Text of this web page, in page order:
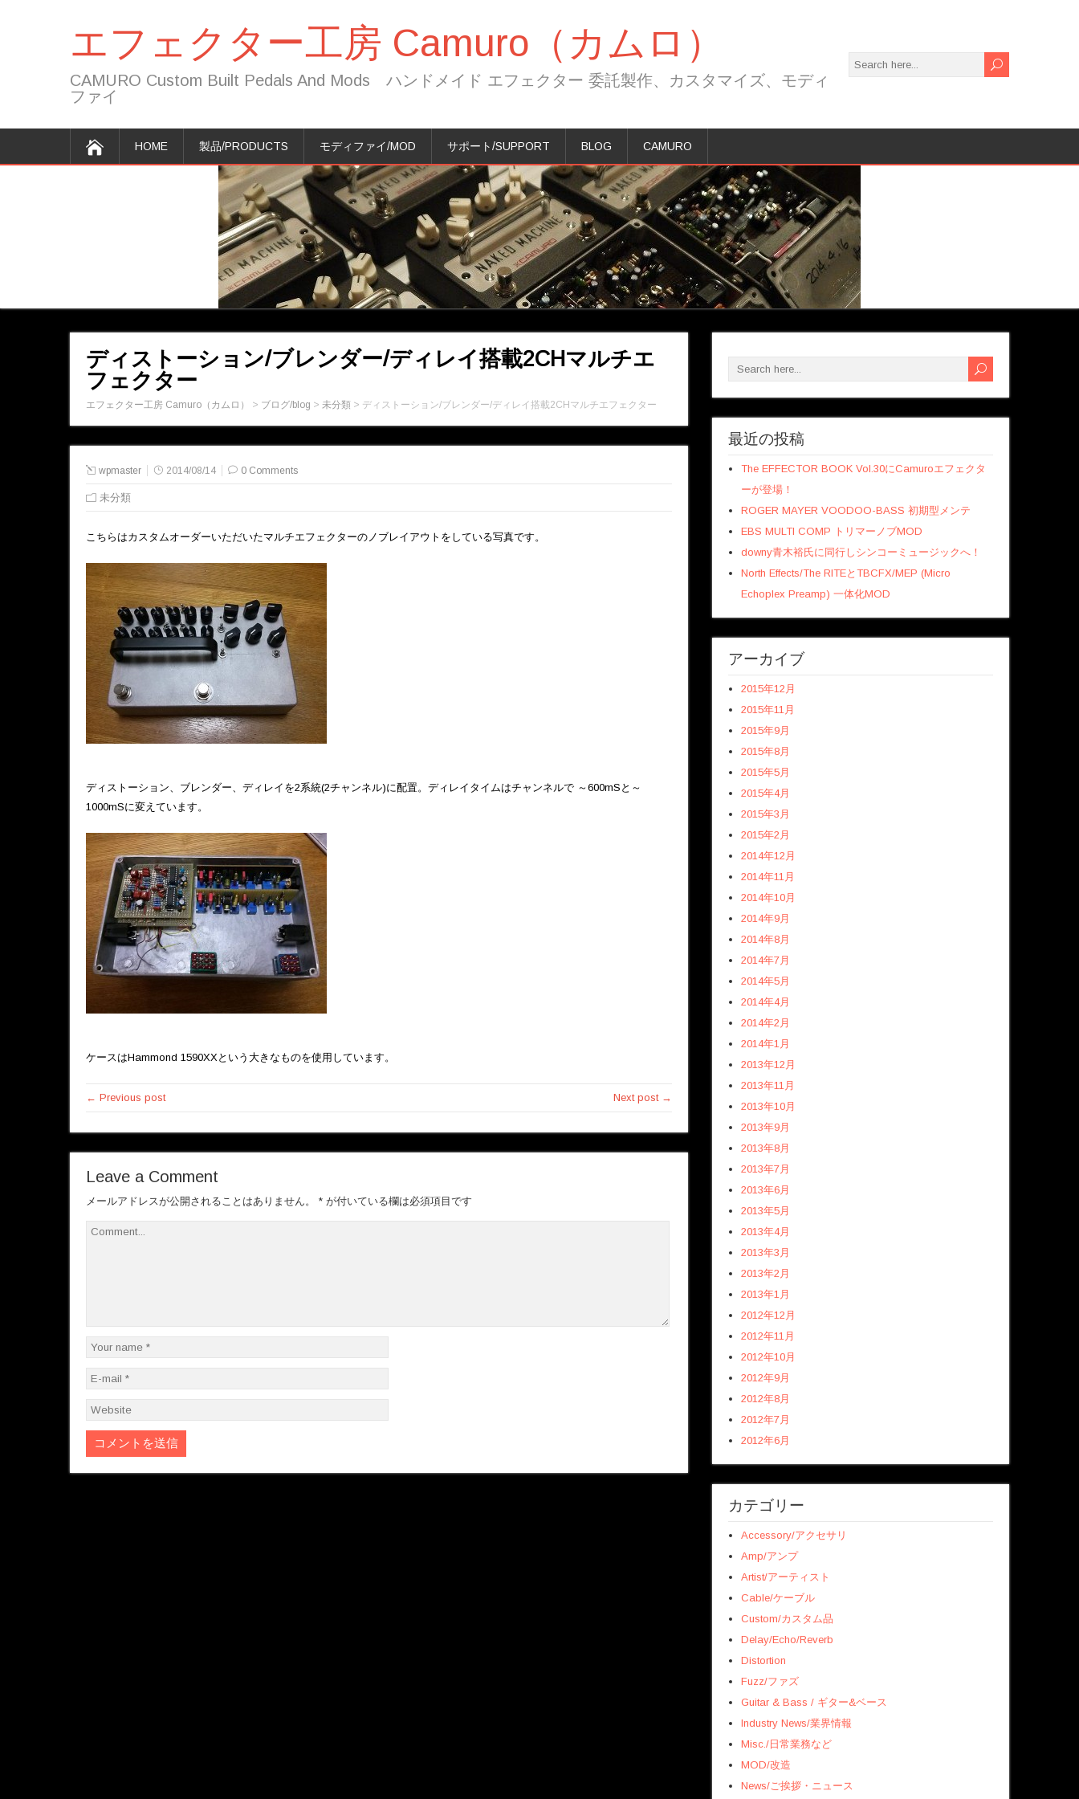
エフェクター工房 Camuro（カムロ）
CAMURO Custom Built Pedals And Mods ハンドメイド エフェクター 委託製作、カスタマイズ、モディ
ファイ
HOME 製品/PRODUCTS モディファイ/MOD サポート/SUPPORT BLOG CAMURO
ディストーション/ブレンダー/ディレイ搭載2CHマルチエ
フェクター
エフェクター工房 Camuro（カムロ） > ブログ/blog > 未分類 > ディストーション/ブレンダー/ディレイ搭載2CHマルチエフェクター
wpmaster 2014/08/14 0 Comments
未分類
こちらはカスタムオーダーいただいたマルチエフェクターのノブレイアウトをしている写真です。
ディストーション、ブレンダー、ディレイを2系統(2チャンネル)に配置。ディレイタイムはチャンネルで ～600mSと～
1000mSに変えています。
ケースはHammond 1590XXという大きなものを使用しています。
← Previous post Next post →
Leave a Comment
メールアドレスが公開されることはありません。 * が付いている欄は必須項目です
最近の投稿
The EFFECTOR BOOK Vol.30にCamuroエフェクタ
ーが登場！
ROGER MAYER VOODOO-BASS 初期型メンテ
EBS MULTI COMP トリマーノブMOD
downy青木裕氏に同行しシンコーミュージックへ！
North Effects/The RITEとTBCFX/MEP (Micro
Echoplex Preamp) 一体化MOD
アーカイブ
2015年12月
2015年11月
2015年9月
2015年8月
2015年5月
2015年4月
2015年3月
2015年2月
2014年12月
2014年11月
2014年10月
2014年9月
2014年8月
2014年7月
2014年5月
2014年4月
2014年2月
2014年1月
2013年12月
2013年11月
2013年10月
2013年9月
2013年8月
2013年7月
2013年6月
2013年5月
2013年4月
2013年3月
2013年2月
2013年1月
2012年12月
2012年11月
2012年10月
2012年9月
2012年8月
2012年7月
2012年6月
カテゴリー
Accessory/アクセサリ
Amp/アンプ
Artist/アーティスト
Cable/ケーブル
Custom/カスタム品
Delay/Echo/Reverb
Distortion
Fuzz/ファズ
Guitar & Bass / ギター&ベース
Industry News/業界情報
Misc./日常業務など
MOD/改造
News/ご挨拶・ニュース